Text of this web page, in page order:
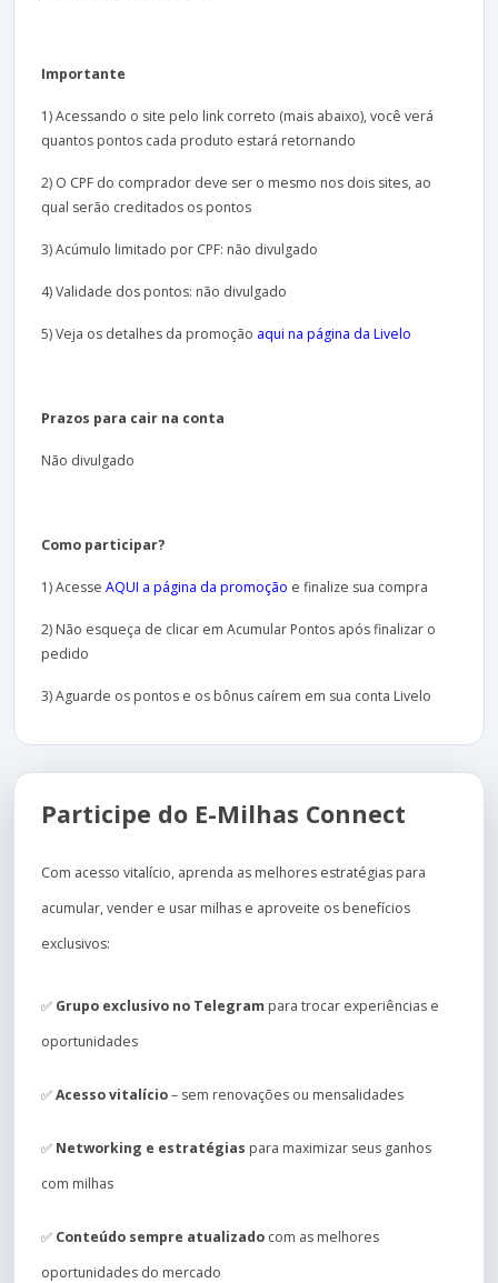
Importante
1) Acessando o site pelo link correto (mais abaixo), você verá
quantos pontos cada produto estará retornando
2) O CPF do comprador deve ser o mesmo nos dois sites, ao
qual serão creditados os pontos
3) Acúmulo limitado por CPF: não divulgado
4) Validade dos pontos: não divulgado
5) Veja os detalhes da promoção aqui na página da Livelo
Prazos para cair na conta
Não divulgado
Como participar?
1) Acesse AQUI a página da promoção e finalize sua compra
2) Não esqueça de clicar em Acumular Pontos após finalizar o
pedido
3) Aguarde os pontos e os bônus caírem em sua conta Livelo
Participe do E-Milhas Connect
Com acesso vitalício, aprenda as melhores estratégias para
acumular, vender e usar milhas e aproveite os benefícios
exclusivos:
✅ Grupo exclusivo no Telegram para trocar experiências e
oportunidades
✅Acesso vitalício– sem renovações ou mensalidades
✅ Networking e estratégias para maximizar seus ganhos
com milhas
✅ Conteúdo sempre atualizado com as melhores
oportunidades do mercado